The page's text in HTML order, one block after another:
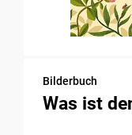
Bilderbuch
Was ist